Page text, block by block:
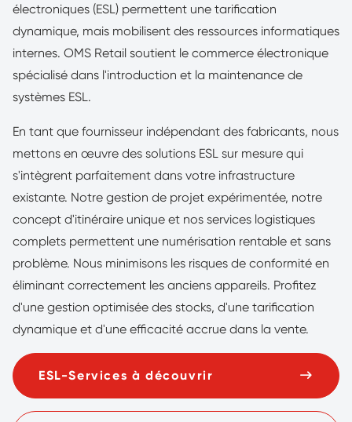
électroniques (ESL) permettent une tarification
dynamique, mais mobilisent des ressources informatiques
internes. OMS Retail soutient le commerce électronique
spécialisé dans l'introduction et la maintenance de
systèmes ESL.
En tant que fournisseur indépendant des fabricants, nous
mettons en œuvre des solutions ESL sur mesure qui
s'intègrent parfaitement dans votre infrastructure
existante. Notre gestion de projet expérimentée, notre
concept d'itinéraire unique et nos services logistiques
complets permettent une numérisation rentable et sans
problème. Nous minimisons les risques de conformité en
éliminant correctement les anciens appareils. Profitez
d'une gestion optimisée des stocks, d'une tarification
dynamique et d'une efficacité accrue dans la vente.
ESL-Services à découvrir